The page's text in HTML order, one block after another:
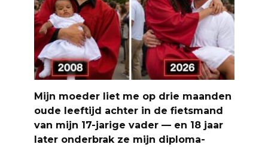
Mijn moeder liet me op drie maanden
oude leeftijd achter in de fietsmand
van mijn 17-jarige vader — en 18 jaar
later onderbrak ze mijn diploma-